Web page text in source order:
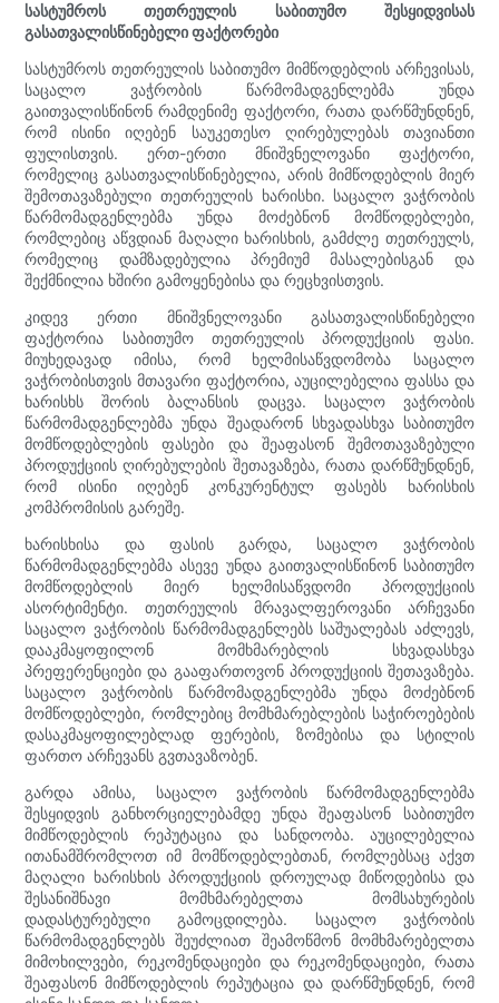
სასტუმროს თეთრეულის საბითუმო შესყიდვისას
გასათვალისწინებელი ფაქტორები
სასტუმროს თეთრეულის საბითუმო მიმწოდებლის არჩევისას,
საცალო ვაჭრობის წარმომადგენლებმა უნდა
გაითვალისწინონ რამდენიმე ფაქტორი, რათა დარწმუნდნენ,
რომ ისინი იღებენ საუკეთესო ღირებულებას თავიანთი
ფულისთვის. ერთ-ერთი მნიშვნელოვანი ფაქტორი,
რომელიც გასათვალისწინებელია, არის მიმწოდებლის მიერ
შემოთავაზებული თეთრეულის ხარისხი. საცალო ვაჭრობის
წარმომადგენლებმა უნდა მოძებნონ მომწოდებლები,
რომლებიც აწვდიან მაღალი ხარისხის, გამძლე თეთრეულს,
რომელიც დამზადებულია პრემიუმ მასალებისგან და
შექმნილია ხშირი გამოყენებისა და რეცხვისთვის.
კიდევ ერთი მნიშვნელოვანი გასათვალისწინებელი
ფაქტორია საბითუმო თეთრეულის პროდუქციის ფასი.
მიუხედავად იმისა, რომ ხელმისაწვდომობა საცალო
ვაჭრობისთვის მთავარი ფაქტორია, აუცილებელია ფასსა და
ხარისხს შორის ბალანსის დაცვა. საცალო ვაჭრობის
წარმომადგენლებმა უნდა შეადარონ სხვადასხვა საბითუმო
მომწოდებლების ფასები და შეაფასონ შემოთავაზებული
პროდუქციის ღირებულების შეთავაზება, რათა დარწმუნდნენ,
რომ ისინი იღებენ კონკურენტულ ფასებს ხარისხის
კომპრომისის გარეშე.
ხარისხისა და ფასის გარდა, საცალო ვაჭრობის
წარმომადგენლებმა ასევე უნდა გაითვალისწინონ საბითუმო
მომწოდებლის მიერ ხელმისაწვდომი პროდუქციის
ასორტიმენტი. თეთრეულის მრავალფეროვანი არჩევანი
საცალო ვაჭრობის წარმომადგენლებს საშუალებას აძლევს,
დააკმაყოფილონ მომხმარებლის სხვადასხვა
პრეფერენციები და გააფართოვონ პროდუქციის შეთავაზება.
საცალო ვაჭრობის წარმომადგენლებმა უნდა მოძებნონ
მომწოდებლები, რომლებიც მომხმარებლების საჭიროებების
დასაკმაყოფილებლად ფერების, ზომებისა და სტილის
ფართო არჩევანს გვთავაზობენ.
გარდა ამისა, საცალო ვაჭრობის წარმომადგენლებმა
შესყიდვის განხორციელებამდე უნდა შეაფასონ საბითუმო
მიმწოდებლის რეპუტაცია და სანდოობა. აუცილებელია
ითანამშრომლოთ იმ მომწოდებლებთან, რომლებსაც აქვთ
მაღალი ხარისხის პროდუქციის დროულად მიწოდებისა და
შესანიშნავი მომხმარებელთა მომსახურების
დადასტურებული გამოცდილება. საცალო ვაჭრობის
წარმომადგენლებს შეუძლიათ შეამოწმონ მომხმარებელთა
მიმოხილვები, რეკომენდაციები და რეკომენდაციები, რათა
შეაფასონ მიმწოდებლის რეპუტაცია და დარწმუნდნენ, რომ